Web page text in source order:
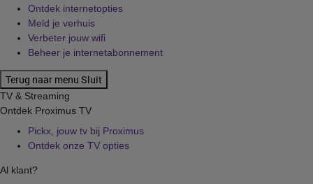
Ontdek internetopties
Meld je verhuis
Verbeter jouw wifi
Beheer je internetabonnement
Terug naar menu Sluit
TV & Streaming
Ontdek Proximus TV
Pickx, jouw tv bij Proximus
Ontdek onze TV opties
Al klant?